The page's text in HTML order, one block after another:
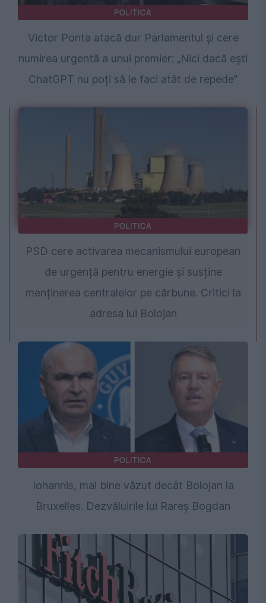
POLITICA
Victor Ponta atacă dur Parlamentul și cere
numirea urgentă a unui premier: „Nici dacă ești
ChatGPT nu poți să le faci atât de repede”
POLITICA
PSD cere activarea mecanismului european
de urgență pentru energie și susține
menținerea centralelor pe cărbune. Critici la
adresa lui Bolojan
POLITICA
Iohannis, mai bine văzut decât Bolojan la
Bruxelles. Dezvăluirile lui Rareș Bogdan